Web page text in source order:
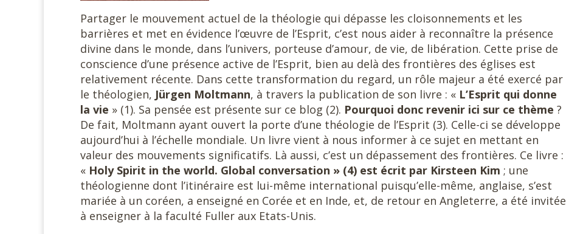
Partager le mouvement actuel de la théologie qui dépasse les cloisonnements et les
barrières et met en évidence l’œuvre de l’Esprit, c’est nous aider à reconnaître la présence
divine dans le monde, dans l’univers, porteuse d’amour, de vie, de libération. Cette prise de
conscience d’une présence active de l’Esprit, bien au delà des frontières des églises est
relativement récente. Dans cette transformation du regard, un rôle majeur a été exercé par
le théologien, Jürgen Moltmann, à travers la publication de son livre : « L’Esprit qui donne
la vie » (1). Sa pensée est présente sur ce blog (2). Pourquoi donc revenir ici sur ce thème ?
De fait, Moltmann ayant ouvert la porte d’une théologie de l’Esprit (3). Celle-ci se développe
aujourd’hui à l’échelle mondiale. Un livre vient à nous informer à ce sujet en mettant en
valeur des mouvements significatifs. Là aussi, c’est un dépassement des frontières. Ce livre :
« Holy Spirit in the world. Global conversation » (4) est écrit par Kirsteen Kim ; une
théologienne dont l’itinéraire est lui-même international puisqu’elle-même, anglaise, s’est
mariée à un coréen, a enseigné en Corée et en Inde, et, de retour en Angleterre, a été invitée
à enseigner à la faculté Fuller aux Etats-Unis.